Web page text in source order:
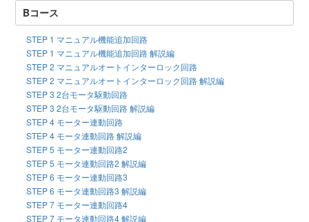
Bコース
STEP 1 マニュアル機能追加回路
STEP 1 マニュアル機能追加回路 解説編
STEP 2 マニュアルオートインターロック回路
STEP 2 マニュアルオートインターロック回路 解説編
STEP 3 2台モータ駆動回路
STEP 3 2台モータ駆動回路 解説編
STEP 4 モーター連動回路
STEP 4 モータ連動回路 解説編
STEP 5 モーター連動回路2
STEP 5 モータ連動回路2 解説編
STEP 6 モーター連動回路3
STEP 6 モータ連動回路3 解説編
STEP 7 モーター連動回路4
STEP 7 モータ連動回路4 解説編